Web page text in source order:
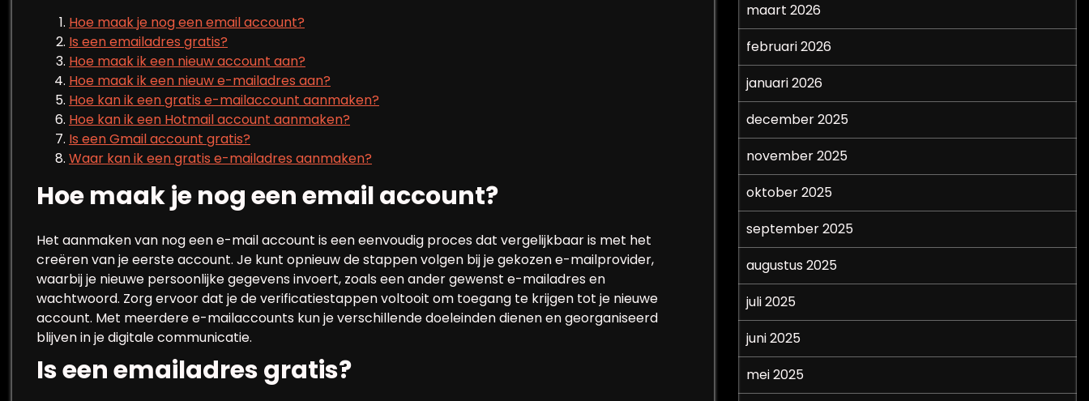
Hoe maak je nog een email account?
Is een emailadres gratis?
Hoe maak ik een nieuw account aan?
Hoe maak ik een nieuw e-mailadres aan?
Hoe kan ik een gratis e-mailaccount aanmaken?
Hoe kan ik een Hotmail account aanmaken?
Is een Gmail account gratis?
Waar kan ik een gratis e-mailadres aanmaken?
Hoe maak je nog een email account?
Het aanmaken van nog een e-mail account is een eenvoudig proces dat vergelijkbaar is met het
creëren van je eerste account. Je kunt opnieuw de stappen volgen bij je gekozen e-mailprovider,
waarbij je nieuwe persoonlijke gegevens invoert, zoals een ander gewenst e-mailadres en
wachtwoord. Zorg ervoor dat je de verificatiestappen voltooit om toegang te krijgen tot je nieuwe
account. Met meerdere e-mailaccounts kun je verschillende doeleinden dienen en georganiseerd
blijven in je digitale communicatie.
Is een emailadres gratis?
maart 2026
februari 2026
januari 2026
december 2025
november 2025
oktober 2025
september 2025
augustus 2025
juli 2025
juni 2025
mei 2025